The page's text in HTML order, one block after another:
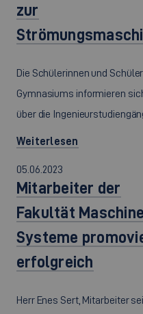
zur
Die Schülerinnen und
Gymnasiums informieren
über die
Weiterlesen
05.06.2023
Mitarbeiter der
Fakultät
Systeme
erfolgreich
Herr Enes Sert, Mitarbeiter